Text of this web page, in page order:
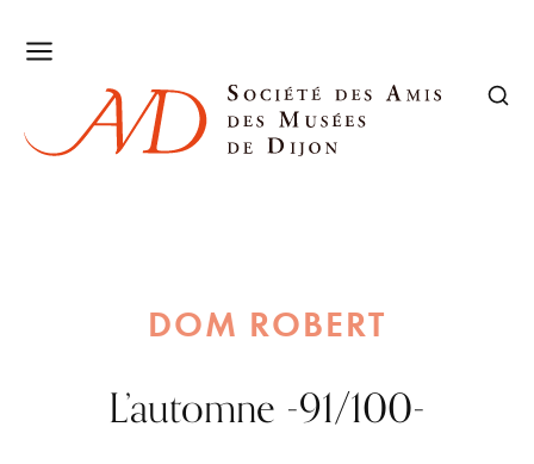
DOM ROBERT
L’automne -91/100-